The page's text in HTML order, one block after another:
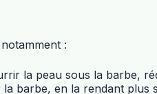
:
la peau sous la barbe,
barbe, en la rendant plus